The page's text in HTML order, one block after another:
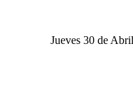
Jueves 30 de